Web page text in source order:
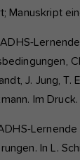
Manuskript
J. Jung, T.
Im Druck.
In L.